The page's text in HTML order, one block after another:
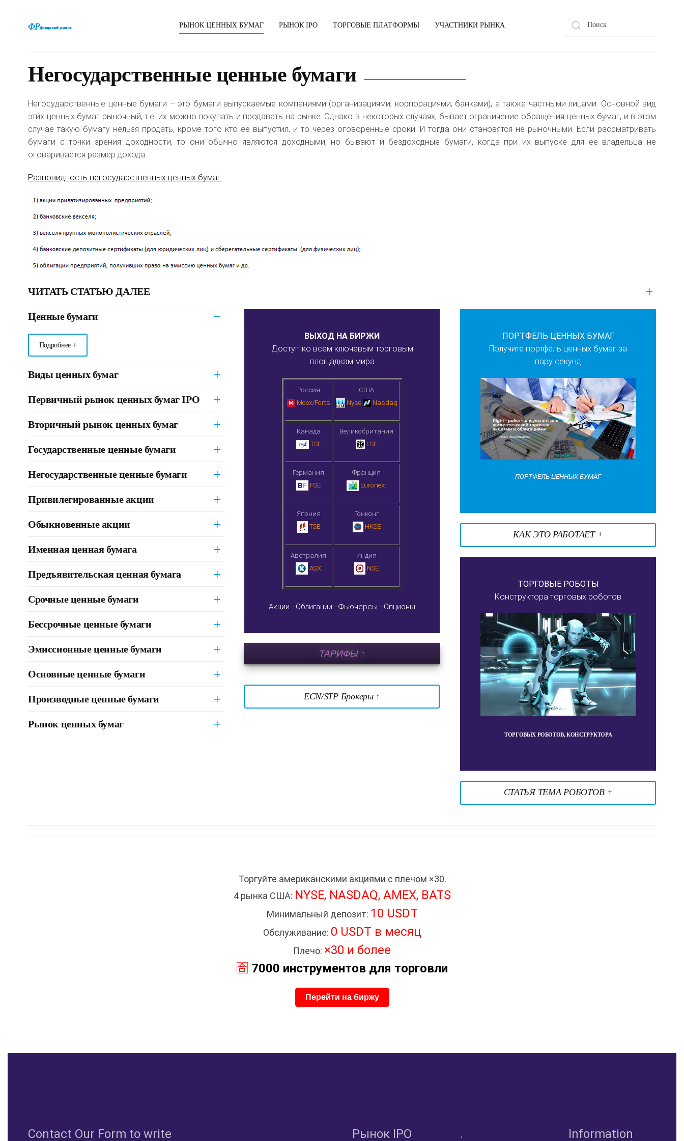
РЫНОК ЦЕННЫХ БУМАГ РЫНОК IPO ТОРГОВЫЕ ПЛАТФОРМЫ УЧАСТНИКИ РЫНКА
Негосударственные ценные бумаги
Негосударственные ценные бумаги – это бумаги выпускаемые компаниями (организациями, корпорациями, банками), а также частными лицами. Основной вид
этих ценных бумаг рыночный, т.е. их можно покупать и продавать на рынке. Однако в некоторых случаях, бывает ограничение обращения ценных бумаг, и в этом
случае такую бумагу нельзя продать, кроме того кто ее выпустил, и то через оговоренные сроки. И тогда они становятся не рыночными. Если рассматривать
бумаги с точки зрения доходности, то они обычно являются доходными, но бывают и бездоходные бумаги, когда при их выпуске для ее владельца не
оговаривается размер дохода.
Разновидность негосударственных ценных бумаг:
ЧИТАТЬ СТАТЬЮ ДАЛЕЕ
ВЫХОД НА БИРЖИ
Доступ ко всем ключевым торговым
площадкам мира
Россия
Moex/Forts
США
Nyse
Nasdaq
Канада
TSE
Великобритания
LSE
Германия
FSE
Франция
Euronext
Япония
TSE
Гонконг
HKSE
Австралия
ASX
Индия
NSE
Акции - Облигации - Фьючерсы - Опционы
ТАРИФЫ ↑
ECN/STP Брокеры ↑
ПОРТФЕЛЬ ЦЕННЫХ БУМАГ
Получите портфель ценных бумаг за
пару секунд
ПОРТФЕЛЬ ЦЕННЫХ БУМАГ
КАК ЭТО РАБОТАЕТ +
ТОРГОВЫЕ РОБОТЫ
Конструктора торговых роботов
ТОРГОВЫХ РОБОТОВ, КОНСТРУКТОРА
СТАТЬЯ ТЕМА РОБОТОВ +
Ценные бумаги
Подробнее +
Виды ценных бумаг
Первичный рынок ценных бумаг IPO
Вторичный рынок ценных бумаг
Государственные ценные бумаги
Негосударственные ценные бумаги
Привилегированные акции
Обыкновенные акции
Именная ценная бумага
Предъявительская ценная бумага
Срочные ценные бумаги
Бессрочные ценные бумаги
Эмиссионные ценные бумаги
Основные ценные бумаги
Производные ценные бумаги
Рынок ценных бумаг
Торгуйте американскими акциями с плечом ×30.
4 рынка США: NYSE, NASDAQ, AMEX, BATS
Минимальный депозит: 10 USDT
Обслуживание: 0 USDT в месяц
Плечо: ×30 и более
🈴 7000 инструментов для торговли
Перейти на биржу
Сontact Our Form to write Рынок IPO . Information